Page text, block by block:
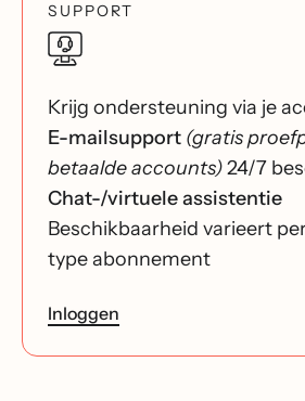
SUPPORT
Krijg ondersteuning via je
E-mailsupport (gratis
betaalde accounts)24/7
Chat-/virtuele assistentie
Beschikbaarheid varieert
type abonnement
Inloggen